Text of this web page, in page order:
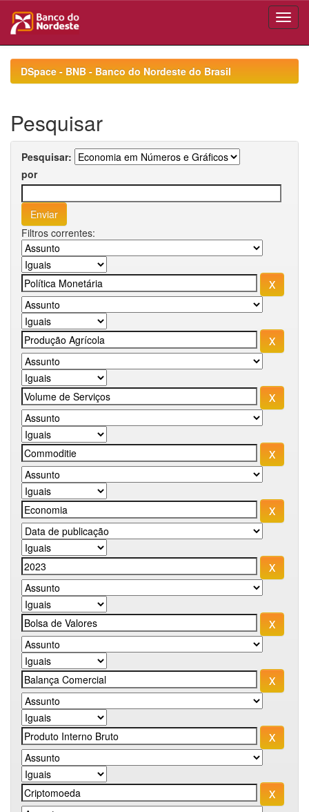
navigationDSpace - BNB - Banco do Nordeste do Brasil
Pesquisar
Pesquisar:
por
Filtros correntes: